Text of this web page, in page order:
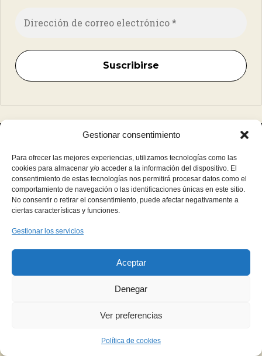
Gestionar consentimiento
Para ofrecer las mejores experiencias, utilizamos tecnologías como las
cookies para almacenar y/o acceder a la información del dispositivo. El
consentimiento de estas tecnologías nos permitirá procesar datos como el
comportamiento de navegación o las identificaciones únicas en este sitio.
No consentir o retirar el consentimiento, puede afectar negativamente a
ciertas características y funciones.
Gestionar los servicios
Aceptar
Denegar
Ver preferencias
Política de cookies
Tu ración diaria de gastronomía